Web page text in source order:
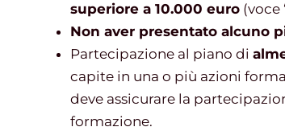
superiore a 10.000 euro (voce
Non aver presentato alcuno
Partecipazione al piano di
capite in una o più azioni
deve assicurare la
formazione.